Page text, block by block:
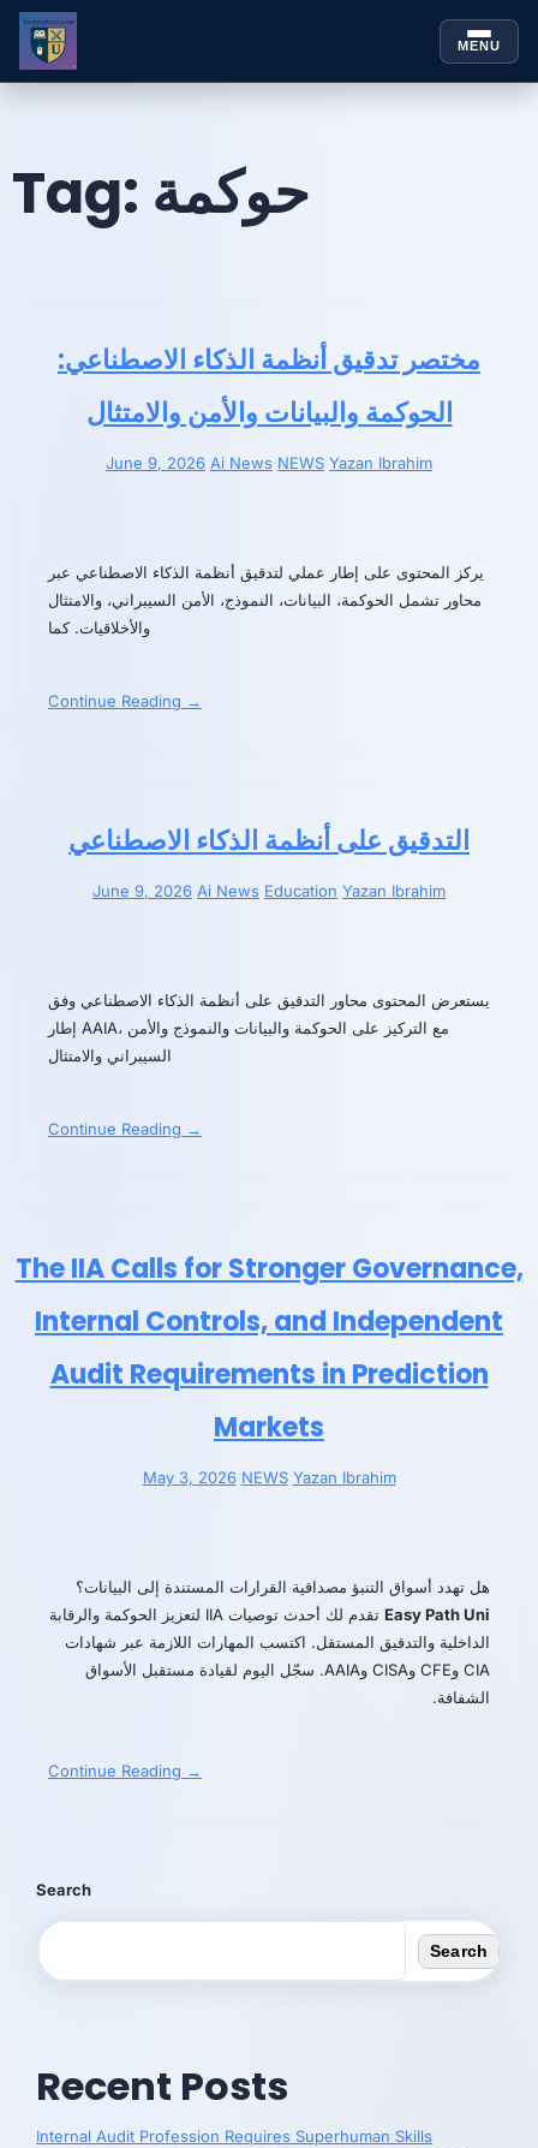
MENU
Skip to
Tag: حوكمة
مختصر تدقيق أنظمة الذكاء الاصطناعي:
الحوكمة والبيانات والأمن والامتثال
June 9, 2026 Ai News NEWS Yazan Ibrahim
يركز المحتوى على إطار عملي لتدقيق أنظمة الذكاء الاصطناعي عبر
محاور تشمل الحوكمة، البيانات، النموذج، الأمن السيبراني، والامتثال
والأخلاقيات. كما
Continue Reading →
التدقيق على أنظمة الذكاء الاصطناعي
June 9, 2026 Ai News Education Yazan Ibrahim
يستعرض المحتوى محاور التدقيق على أنظمة الذكاء الاصطناعي وفق
إطار AAIA، مع التركيز على الحوكمة والبيانات والنموذج والأمن
السيبراني والامتثال
Continue Reading →
The IIA Calls for Stronger Governance,
Internal Controls, and Independent
Audit Requirements in Prediction
Markets
May 3, 2026 NEWS Yazan Ibrahim
هل تهدد أسواق التنبؤ مصداقية القرارات المستندة إلى البيانات؟
Easy Path Uni
تقدم لك أحدث توصيات IIA لتعزيز الحوكمة والرقابة
الداخلية والتدقيق المستقل. اكتسب المهارات اللازمة عبر شهادات
CIA وCFE وCISA وAAIA. سجّل اليوم لقيادة مستقبل الأسواق
الشفافة.
Continue Reading →
Search
Search
Recent Posts
Internal Audit Profession Requires Superhuman Skills